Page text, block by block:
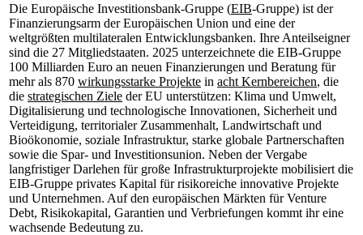
Die Europäische Investitionsbank-Gruppe (EIB-Gruppe) ist der
Finanzierungsarm der Europäischen Union und eine der
weltgrößten multilateralen Entwicklungsbanken. Ihre Anteilseigner
sind die 27 Mitgliedstaaten. 2025 unterzeichnete die EIB-Gruppe
100 Milliarden Euro an neuen Finanzierungen und Beratung für
mehr als 870 wirkungsstarke Projekte in acht Kernbereichen, die
die strategischen Ziele der EU unterstützen: Klima und Umwelt,
Digitalisierung und technologische Innovationen, Sicherheit und
Verteidigung, territorialer Zusammenhalt, Landwirtschaft und
Bioökonomie, soziale Infrastruktur, starke globale Partnerschaften
sowie die Spar- und Investitionsunion. Neben der Vergabe
langfristiger Darlehen für große Infrastrukturprojekte mobilisiert die
EIB-Gruppe privates Kapital für risikoreiche innovative Projekte
und Unternehmen. Auf den europäischen Märkten für Venture
Debt, Risikokapital, Garantien und Verbriefungen kommt ihr eine
wachsende Bedeutung zu.